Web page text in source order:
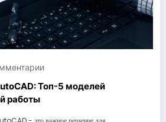
Топ-5 моделей
работы